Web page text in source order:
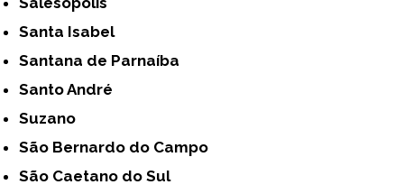
Santa Isabel
Santana de Parnaíba
Santo André
Suzano
São Bernardo do Campo
São Caetano do Sul